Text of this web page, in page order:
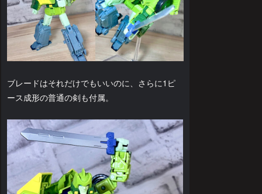
ブレードはそれだけでもいいのに、さらに1ピ
ース成形の普通の剣も付属。